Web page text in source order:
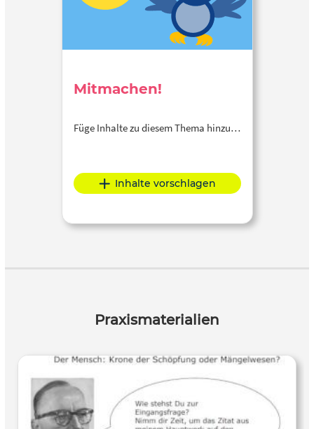
Mitmachen!
Füge Inhalte zu diesem Thema hinzu…
Inhalte vorschlagen
Praxismaterialien